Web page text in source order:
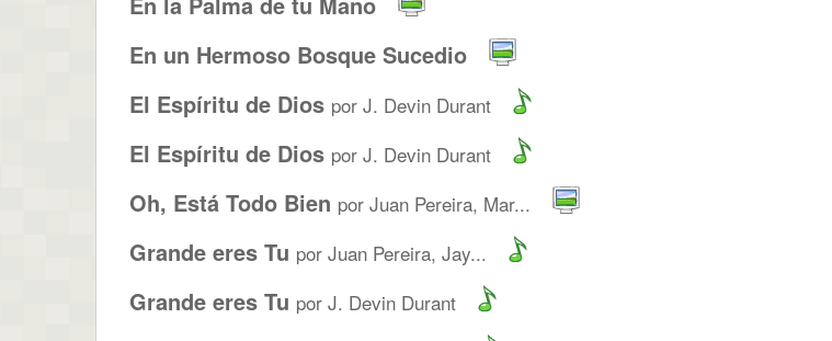
En un Hermoso Bosque Sucedio
El Espíritu de Dios por J. Devin Durant
El Espíritu de Dios por J. Devin Durant
Oh, Está Todo Bien por Juan Pereira, Mar...
Grande eres Tu por Juan Pereira, Jay...
Grande eres Tu por J. Devin Durant